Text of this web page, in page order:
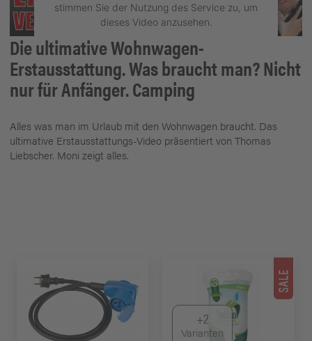
stimmen Sie der Nutzung des Service zu, um
dieses Video anzusehen.
Mehr Informationen
Akzeptieren
Management Platform
Die ultimative Wohnwagen-
Erstausstattung. Was braucht man? Nicht
nur für Anfänger. Camping
Alles was man im Urlaub mit den Wohnwagen braucht. Das
ultimative Erstausstattungs-Video präsentiert von Thomas
Liebscher. Moni zeigt alles.
+2
Varianten